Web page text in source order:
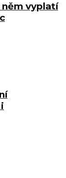
něm vyplatí